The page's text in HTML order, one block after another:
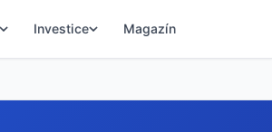
Investice Magazín